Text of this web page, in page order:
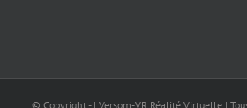
© Copyright - | Versom-VR Réalité Virtuelle |